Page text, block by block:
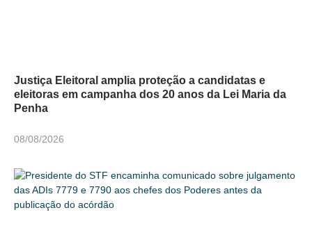
Justiça Eleitoral amplia proteção a candidatas e
eleitoras em campanha dos 20 anos da Lei Maria da
Penha
08/08/2026